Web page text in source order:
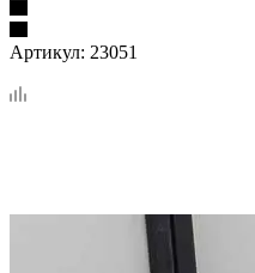
Артикул: 23051